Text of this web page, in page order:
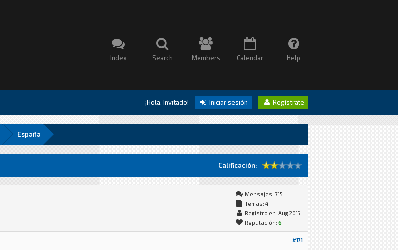
Index Search Members Calendar Help
¡Hola, Invitado! Iniciar sesión Regístrate
España
Calificación:
Mensajes: 715
Temas: 4
Registro en: Aug 2015
Reputación: 6
#171